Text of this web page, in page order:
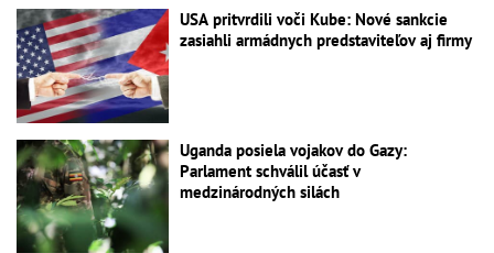
USA pritvrdili voči Kube: Nové sankcie
zasiahli armádnych predstaviteľov aj firmy
Uganda posiela vojakov do Gazy:
Parlament schválil účasť v
medzinárodných silách